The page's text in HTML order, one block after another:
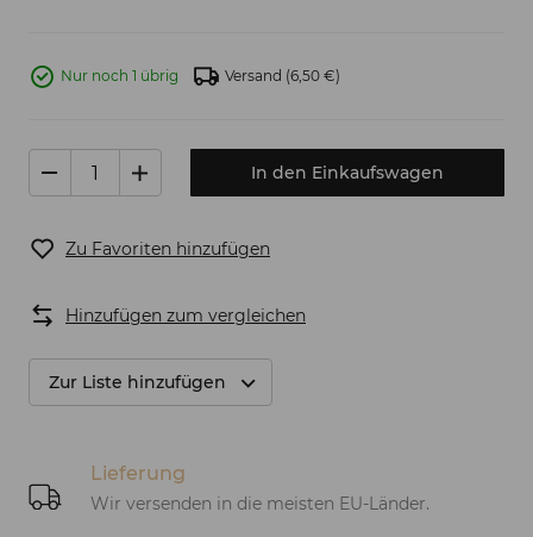
Nur noch 1 übrig Versand (6,50 €)
In den Einkaufswagen
Zu Favoriten hinzufügen
Hinzufügen zum vergleichen
Zur Liste hinzufügen
Lieferung
Wir versenden in die meisten EU-Länder.